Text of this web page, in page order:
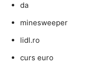
da
minesweeper
lidl.ro
curs euro